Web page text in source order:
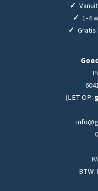
✓
✓ 1-4
✓ Gratis
(LET OP:
BTW: